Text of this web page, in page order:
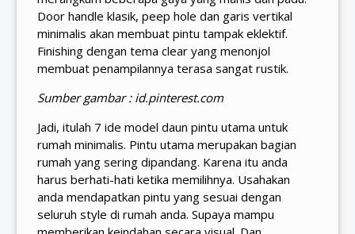
Door handle klasik, peep hole dan garis vertikal
minimalis akan membuat pintu tampak eklektif.
Finishing dengan tema clear yang menonjol
membuat penampilannya terasa sangat rustik.
Sumber gambar : id.pinterest.com
Jadi, itulah 7 ide model daun pintu utama untuk
rumah minimalis. Pintu utama merupakan bagian
rumah yang sering dipandang. Karena itu anda
harus berhati-hati ketika memilihnya. Usahakan
anda mendapatkan pintu yang sesuai dengan
seluruh style di rumah anda. Supaya mampu